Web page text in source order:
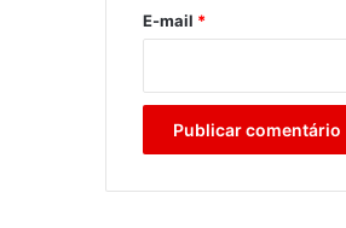
*
E-mail *